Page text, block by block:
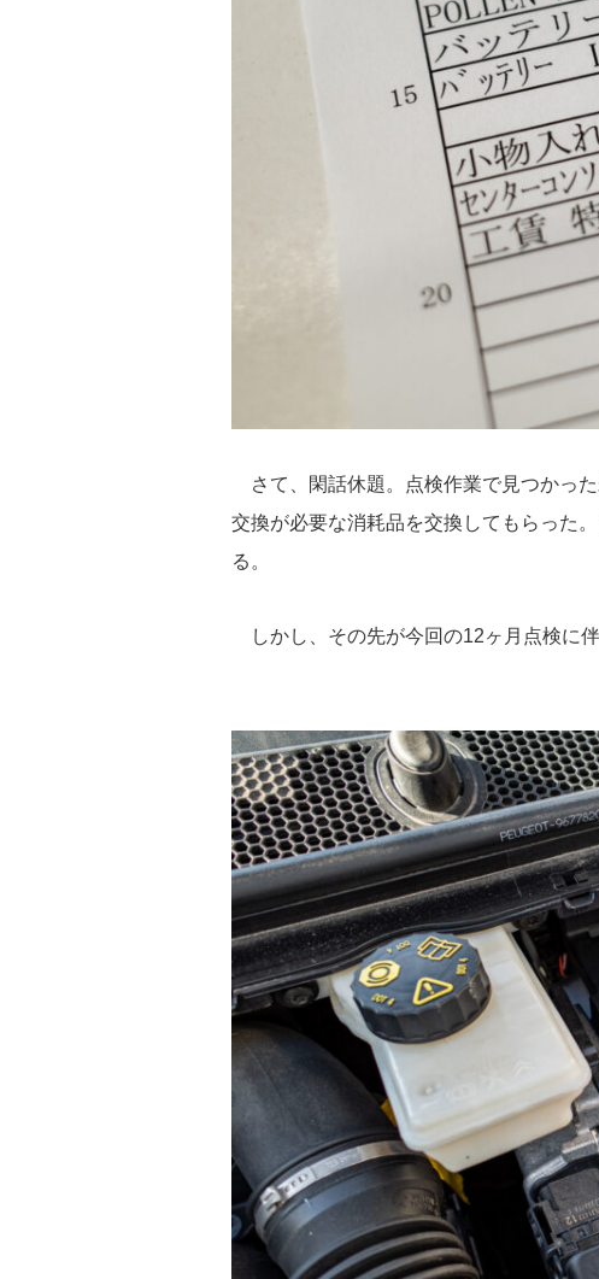
さて、閑話休題。点検作業で見つかっ
交換が必要な消耗品を交換してもらった
る。
しかし、その先が今回の12ヶ月点検に